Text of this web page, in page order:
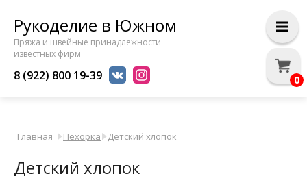
Рукоделие в Южном
Пряжа и швейные принадлежности
известных фирм
8 (922) 800 19-39
Главная Пехорка Детский хлопок
Детский хлопок
0